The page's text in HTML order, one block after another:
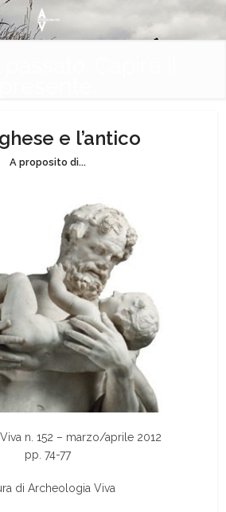
e l’antico
A proposito di...
n. 152 – marzo/aprile 2012
pp. 74-77
di Archeologia Viva